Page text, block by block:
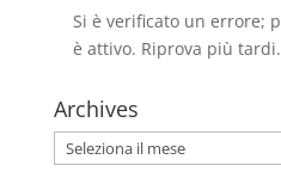
Si è verificato un errore;
è attivo. Riprova più tardi.
Archives
Archives